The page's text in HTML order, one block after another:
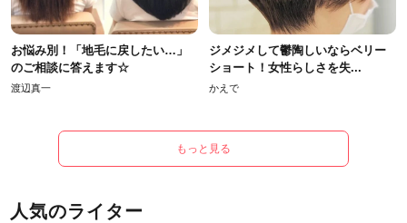
お悩み別！「地毛に戻したい…」
のご相談に答えます☆
渡辺真一
ジメジメして鬱陶しいならベリー
ショート！女性らしさを失...
かえで
もっと見る
人気のライター